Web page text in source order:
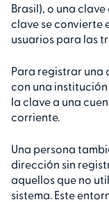
Brasil), o una
clave se convierte
usuarios para las
Para registrar una
con una
la clave a una
corriente.
Una persona
dirección sin
aquellos que no
sistema. Este